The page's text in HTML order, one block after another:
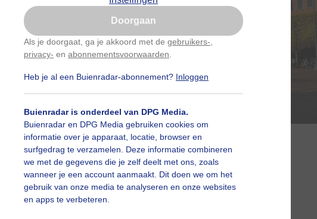
Doorgaan
Als je doorgaat, ga je akkoord met de gebruikers-
privacy- en abonnementsvoorwaarden
Heb je al een Buienradar-abonnement? Inloggen
Buienradar is onderdeel van DPG Media.
Buienradar en DPG Media gebruiken cookies om
informatie over je apparaat, locatie, browser en
surfgedrag te verzamelen. Deze informatie combineren
we met de gegevens die je zelf deelt met ons, zoals
wanneer je een account aanmaakt. Dit doen we om het
gebruik van onze media te analyseren en onze websites
en apps te verbeteren.
vandaag
Jos Hendriks Gemaakt: 06-11-2025, 34x bekeken
Herfst Zon
Nu niet, misschien later
Gebruik je Safari en wil je niet elke dag deze pop-up
Klikhierom dit aan te passen